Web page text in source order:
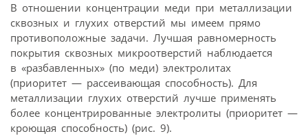
В отношении концентрации меди при металлизации
сквозных и глухих отверстий мы имеем прямо
противоположные задачи. Лучшая равномерность
покрытия сквозных микроотверстий наблюдается
в «разбавленных» (по меди) электролитах
(приоритет — рассеивающая способность). Для
металлизации глухих отверстий лучше применять
более концентрированные электролиты (приоритет —
кроющая способность) (рис. 9).